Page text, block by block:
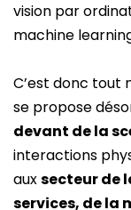
vision par
machine
C’est donc tout
se propose
devant de la
interactions
auxsecteur de
services, de la